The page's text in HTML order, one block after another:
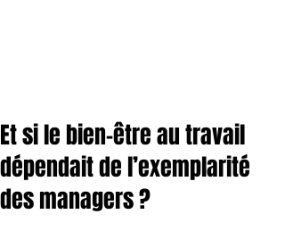
Et si le bien-être au travail
dépendait de l’exemplarité
des managers ?